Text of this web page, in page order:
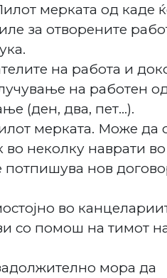
мерката од каде
за отворените
на работа и
на работен
(ден, два, пет…).
мерката. Може да
неколку наврати во
потпишува нов
во
со помош на тимот
мора да